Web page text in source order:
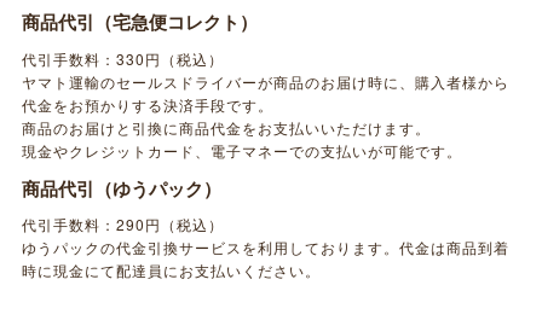
商品代引（宅急便コレクト）
代引手数料：330円（税込）
ヤマト運輸のセールスドライバーが商品のお届け時に、購入者様から
代金をお預かりする決済手段です。
商品のお届けと引換に商品代金をお支払いいただけます。
現金やクレジットカード、電子マネーでの支払いが可能です。
商品代引（ゆうパック）
代引手数料：290円（税込）
ゆうパックの代金引換サービスを利用しております。代金は商品到着
時に現金にて配達員にお支払いください。